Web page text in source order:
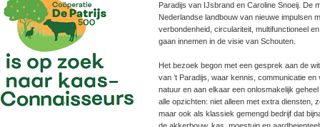
Paradijs van IJsbrand en Caroline Snoeij. De
Nederlandse landbouw van nieuwe impulsen
verbondenheid, circulariteit, multifunctioneel
gaan innemen in de visie van Schouten.
Het bezoek begon met een gesprek aan de
van ’t Paradijs, waar kennis, communicatie
natuur en aan elkaar een onlosmakelijk
alle opzichten: niet alleen met extra diensten,
maar ook als klassiek gemengd bedrijf dat